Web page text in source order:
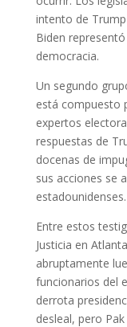
intento de
Biden
democracia.
Un segundo
está compuesto
expertos
respuestas de
docenas de
sus acciones se
estadounidenses.
Entre estos
Justicia en
abruptamente
funcionarios del
derrota
desleal, pero